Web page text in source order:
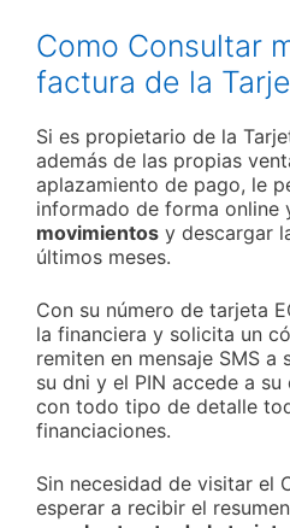
Como Consultar
factura de la
Si es propietario de la
además de las propias
aplazamiento de pago, le
informado de forma online
movimientos y descargar
últimos meses.
Con su número de tarjeta
la financiera y solicita un
remiten en mensaje SMS
su dni y el PIN accede a
con todo tipo de detalle
financiaciones.
Sin necesidad de visitar el
esperar a recibir el